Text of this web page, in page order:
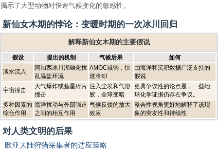
揭示了大型动物对快速气候变化的敏感性。
新仙女木期的悖论：变暖时期的一次冰川回归
解释新仙女木期的主要假说
假设 提出的机制 气候后果 如何
淡水流入
阿加西冰川湖融化扰
乱温盐环流
AMOC减弱，快
速冷却
由海洋和沉积数据广泛支持的
假说
宇宙撞击
大气爆炸或彗星碎片
撞击
注入尘埃和气溶
胶，全球变暗
更具争议性的论点是，一些地
球化学证据仍存在争议。
多种因素的
综合作用
海洋扰动与外部强迫
之间的相互作用
气候反馈的放大
效应
整合性视角更好地解释了该现
象的突发性和持续性
对人类文明的后果
欧亚大陆狩猎采集者的适应策略